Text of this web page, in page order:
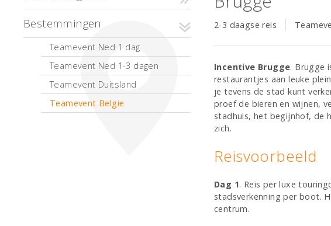
2-3 daagse reis
Incentive Brugge. Brugge
restaurantjes aan leuke
je tevens de stad kunt
proef de bieren en wijnen,
stadhuis, het begijnhof, de
zich.
Reisvoorbeeld
Dag 1. Reis per luxe
stadsverkenning per boot.
centrum.
Bestemmingen
Teamevent Ned 1 dag
Teamevent Ned 1-3 dagen
Teamevent Duitsland
Teamevent Belgie